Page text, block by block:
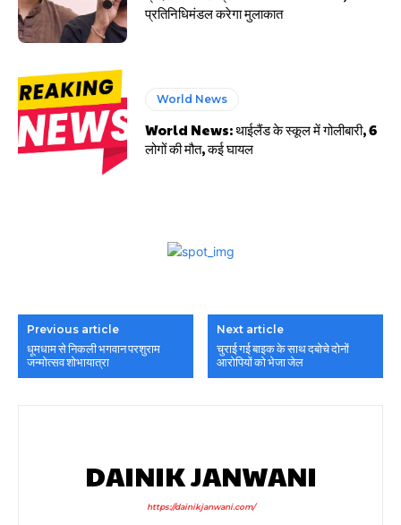
प्रतिनिधिमंडल करेगा मुलाकात
World News
World News: थाईलैंड के स्कूल में गोलीबारी, 6
लोगों की मौत, कई घायल
Previous article
धूमधाम से निकली भगवान परशुराम
जन्मोत्सव शोभायात्रा
Next article
चुराई गई बाइक के साथ दबोचे दोनों
आरोपियों को भेजा जेल
DAINIK JANWANI
https://dainikjanwani.com/